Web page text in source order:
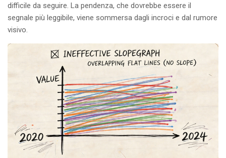
difficile da seguire. La pendenza, che dovrebbe essere il
segnale più leggibile, viene sommersa dagli incroci e dal rumore
visivo.